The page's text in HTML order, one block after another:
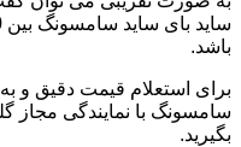
باشد.
برای استعلام قیمت دقیق و
بگیرید.